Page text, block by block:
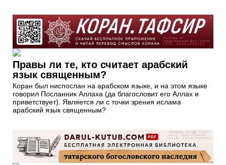
Правы ли те, кто считает арабский
язык священным?
Коран был ниспослан на арабском языке, и на этом языке
говорил Посланник Аллаха (да благословит его Аллах и
приветствует). Является ли с точки зрения ислама
арабский язык священным?